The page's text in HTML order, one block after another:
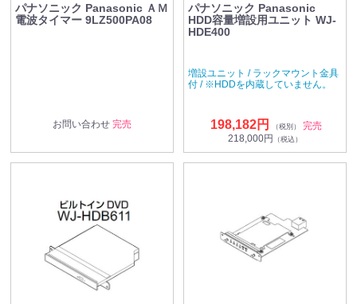
パナソニック Panasonic ＡＭ
電波タイマー 9LZ500PA08
お問い合わせ 完売
パナソニック Panasonic
HDD容量増設用ユニット WJ-
HDE400
増設ユニット / ラックマウント金具
付 / ※HDDを内蔵していません。
198,182円 （税別）
完売
218,000円 （税込）